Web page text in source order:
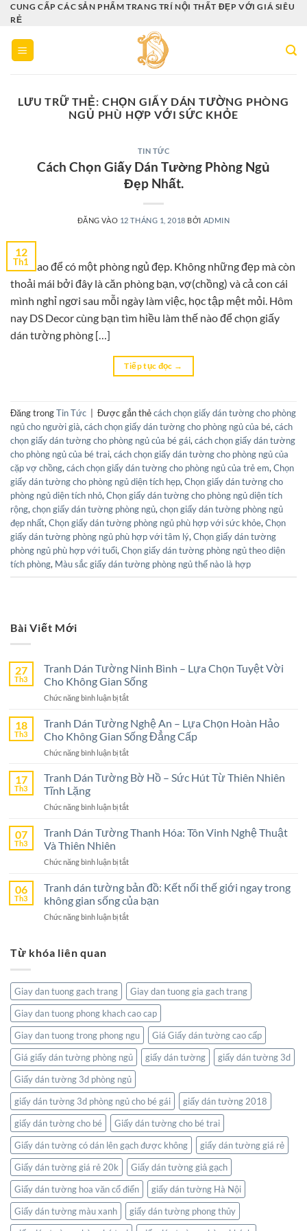
Bỏ
qua
nội
dung
CUNG CẤP CÁC SẢN PHẨM TRANG TRÍ NỘI THẤT ĐẸP VỚI GIÁ SIÊU
RẺ
LƯU TRỮ THẺ: CHỌN GIẤY DÁN TƯỜNG PHÒNG
NGỦ PHÙ HỢP VỚI SỨC KHỎE
TIN TỨC
Cách Chọn Giấy Dán Tường Phòng Ngủ
Đẹp Nhất.
ĐĂNG VÀO 12 THÁNG 1, 2018 BỞI ADMIN
12
Th1
Làm sao để có một phòng ngủ đẹp. Không những đẹp mà còn
thoải mái bởi đây là căn phòng bạn, vợ(chồng) và cả con cái
mình nghỉ ngơi sau mỗi ngày làm việc, học tập mệt mỏi. Hôm
nay DS Decor cùng bạn tìm hiều làm thế nào để chọn giấy
dán tường phòng […]
Tiếp tục đọc →
Đăng trongTin Tức Được gắn thẻcách chọn giấy dán tường cho phòng
ngủ cho người già, cách chọn giấy dán tường cho phòng ngủ của bé, cách
chọn giấy dán tường cho phòng ngủ của bé gái, cách chọn giấy dán tường
cho phòng ngủ của bé trai, cách chọn giấy dán tường cho phòng ngủ của
cặp vợ chồng, cách chọn giấy dán tường cho phòng ngủ của trẻ em, Chọn
giấy dán tường cho phòng ngủ diện tích hẹp, Chọn giấy dán tường cho
phòng ngủ diện tích nhỏ, Chọn giấy dán tường cho phòng ngủ diện tích
rộng, chọn giấy dán tường phòng ngủ, chọn giấy dán tường phòng ngủ
đẹp nhất, Chọn giấy dán tường phòng ngủ phù hợp với sức khỏe, Chọn
giấy dán tường phòng ngủ phù hợp với tâm lý, Chọn giấy dán tường
phòng ngủ phù hợp với tuổi, Chọn giấy dán tường phòng ngủ theo diện
tích phòng, Màu sắc giấy dán tường phòng ngủ thế nào là hợp
Bài Viết Mới
27
Th3
Tranh Dán Tường Ninh Bình – Lựa Chọn Tuyệt Vời
Cho Không Gian Sống
Chức năng bình luận bị tắtở
Dán
Tường
Ninh
Bình
Lựa
Không
Sống
18
Th3
Tranh Dán Tường Nghệ An – Lựa Chọn Hoàn Hảo
Cho Không Gian Sống Đẳng Cấp
Chức năng bình luận bị tắtở
Dán
An
Lựa
Không
Gian
Sống
17
Th3
Tranh Dán Tường Bờ Hồ – Sức Hút Từ Thiên Nhiên
Tĩnh Lặng
Chức năng bình luận bị tắtở
Dán
Hồ
Sức
Hút
07
Th3
Tranh Dán Tường Thanh Hóa: Tôn Vinh Nghệ Thuật
Và Thiên Nhiên
Chức năng bình luận bị tắtở
Dán
Tường
Thanh
Hóa:
Thiên
Nhiên
06
Th3
Tranh dán tường bản đồ: Kết nối thế giới ngay trong
không gian sống của bạn
Chức năng bình luận bị tắtở
Kết
nối
giới
ngay
trong
không
gian
sống
của
bạn
Từ khóa liên quan
Giay dan tuong gach trang
Giay dan tuong gia gach trang
Giay dan tuong phong khach cao cap
Giay dan tuong trong phong ngu
Giá Giấy dán tường cao cấp
Giá giấy dán tường phòng ngủ
giấy dán tường
giấy dán tường 3d
Giấy dán tường 3d phòng ngủ
giấy dán tường 3d phòng ngủ cho bé gái
giấy dán tường 2018
giấy dán tường cho bé
Giấy dán tường cho bé trai
Giấy dán tường có dán lên gạch được không
giấy dán tường giá rẻ
Giấy dán tường giá rẻ 20k
Giấy dán tường giả gạch
Giấy dán tường hoa văn cổ điển
giấy dán tường Hà Nội
Giấy dán tường màu xanh
giấy dán tường phong thủy